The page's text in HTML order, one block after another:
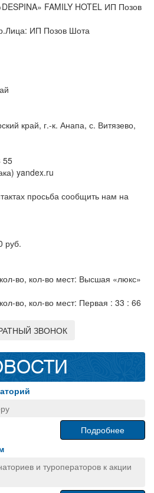
FAMILY HOTEL ИП Позов
ИП Позов Шота
край, г.-к. Анапа, с. Витязево,
55
yandex.ru
просьба сообщить нам на
руб.
во, кол-во мест: Высшая «люкс»
во, кол-во мест: Первая : 33 : 66
ЗВОНОК
Подробнее
и туроператоров к акции